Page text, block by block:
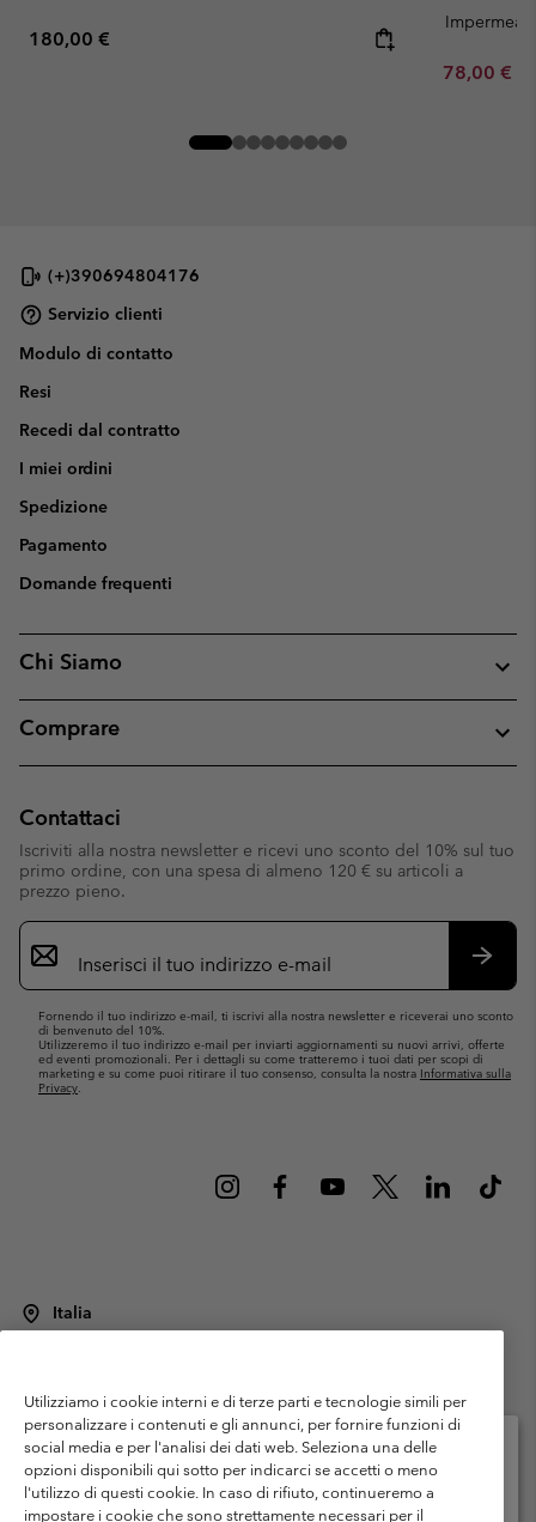
Regular price:
180,00 €
Minimum
78,00 €
(+)390694804176
Servizio clienti
Modulo di contatto
Resi
Recedi dal contratto
I miei ordini
Spedizione
Pagamento
Domande frequenti
Chi Siamo
Comprare
Contattaci
Iscriviti alla nostra newsletter e ricevi uno sconto del 10% sul tuo
primo ordine, con una spesa di almeno 120 € su articoli a
prezzo pieno.
Iscrizione
e-
mail
Fornendo il tuo indirizzo e-mail, ti iscrivi alla nostra newsletter e riceverai uno sconto
di benvenuto del 10%.
Utilizzeremo il tuo indirizzo e-mail per inviarti aggiornamenti su nuovi arrivi, offerte
ed eventi promozionali. Per i dettagli su come tratteremo i tuoi dati per scopi di
marketing e su come puoi ritirare il tuo consenso, consulta la nostra Informativa sulla
Privacy.
Italia
Termini di utilizzo
Condizioni Generali di Venditaa
Garanzia
Politica sulla privacy
Termini e condizioni del programma di membership
Condizioni di utilizzo dei contenuti generati dagli utenti
Impressum
Utilizziamo i cookie interni e di terze parti e tecnologie simili per
personalizzare i contenuti e gli annunci, per fornire funzioni di
social media e per l'analisi dei dati web. Seleziona una delle
opzioni disponibili qui sotto per indicarci se accetti o meno
l'utilizzo di questi cookie. In caso di rifiuto, continueremo a
impostare i cookie che sono strettamente necessari per il
Seleziona il paese di spedizione e la lingua